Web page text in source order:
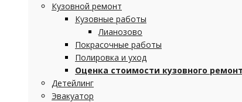
Кузовной ремонт
Кузовные работы
Лианозово
Покрасочные работы
Полировка и уход
Оценка стоимости кузовного
Детейлинг
Эвакуатор